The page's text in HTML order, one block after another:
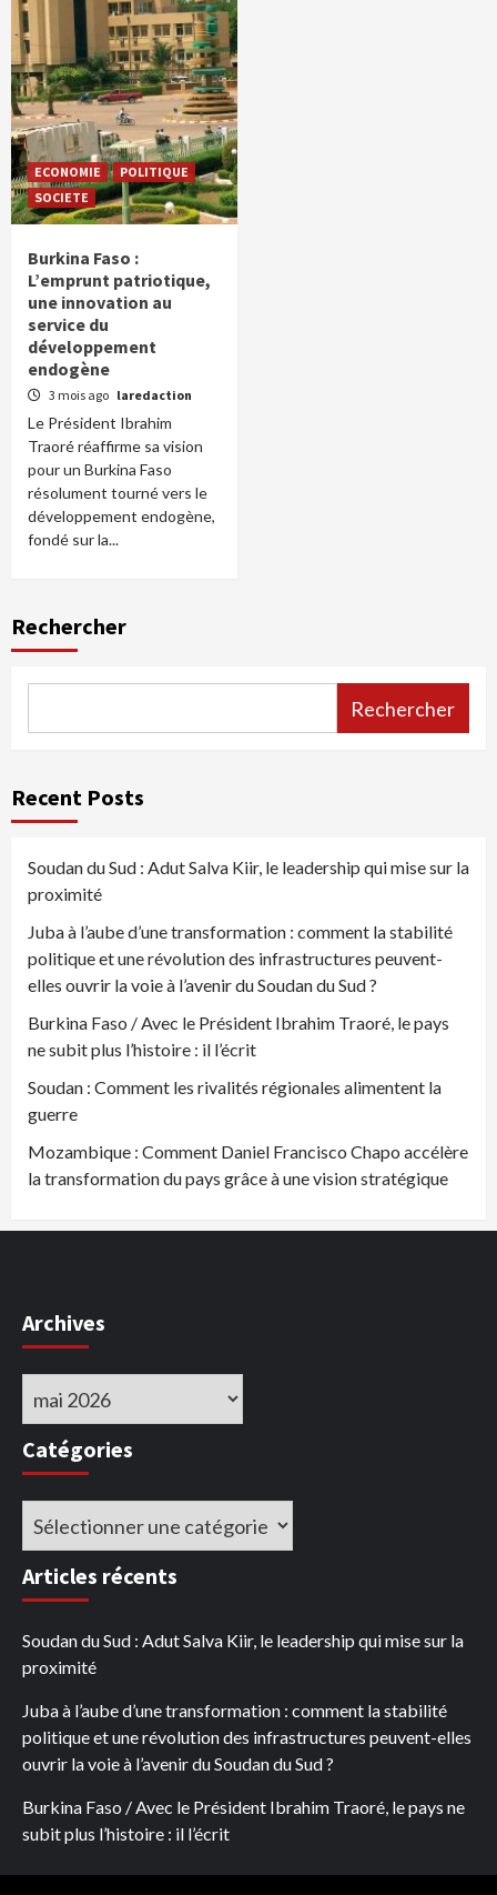
ECONOMIE
POLITIQUE
SOCIETE
Burkina Faso :
L’emprunt patriotique,
une innovation au
service du
développement
endogène
3 mois ago laredaction
Le Président Ibrahim
Traoré réaffirme sa vision
pour un Burkina Faso
résolument tourné vers le
développement endogène,
fondé sur la...
Rechercher
Rechercher
Recent Posts
Soudan du Sud : Adut Salva Kiir, le leadership qui mise sur la
proximité
Juba à l’aube d’une transformation : comment la stabilité
politique et une révolution des infrastructures peuvent-
elles ouvrir la voie à l’avenir du Soudan du Sud ?
Burkina Faso / Avec le Président Ibrahim Traoré, le pays
ne subit plus l’histoire : il l’écrit
Soudan : Comment les rivalités régionales alimentent la
guerre
Mozambique : Comment Daniel Francisco Chapo accélère
la transformation du pays grâce à une vision stratégique
Archives
Archives
Catégories
Catégories
Articles récents
Soudan du Sud : Adut Salva Kiir, le leadership qui mise sur la
proximité
Juba à l’aube d’une transformation : comment la stabilité
politique et une révolution des infrastructures peuvent-elles
ouvrir la voie à l’avenir du Soudan du Sud ?
Burkina Faso / Avec le Président Ibrahim Traoré, le pays ne
subit plus l’histoire : il l’écrit